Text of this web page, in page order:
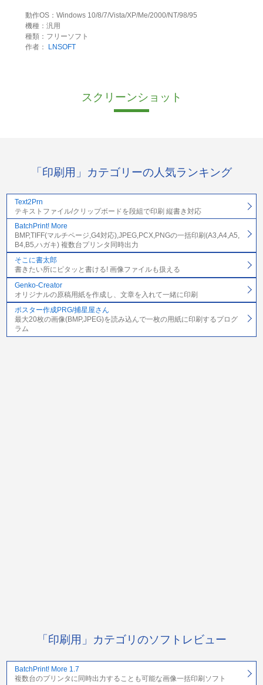
動作OS：Windows 10/8/7/Vista/XP/Me/2000/NT/98/95
機種：汎用
種類：フリーソフト
作者：
LNSOFT
スクリーンショット
「印刷用」カテゴリーの人気ランキング
Text2Prn
テキストファイル/クリップボードを段組で印刷 縦書き対応
BatchPrint! More
BMP,TIFF(マルチページ,G4対応),JPEG,PCX,PNGの一括印刷(A3,A4,A5,
B4,B5,ハガキ) 複数台プリンタ同時出力
そこに書太郎
書きたい所にピタッと書ける! 画像ファイルも扱える
Genko-Creator
オリジナルの原稿用紙を作成し、文章を入れて一緒に印刷
ポスター作成PRG/捕星屋さん
最大20枚の画像(BMP,JPEG)を読み込んで一枚の用紙に印刷するプログ
ラム
「印刷用」カテゴリのソフトレビュー
BatchPrint! More 1.7
複数台のプリンタに同時出力することも可能な画像一括印刷ソフト